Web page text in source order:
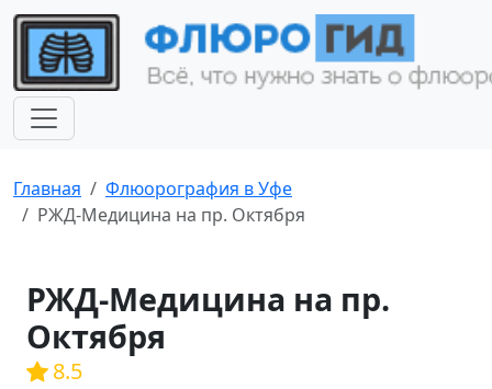
Главная
Флюорография в Уфе
РЖД-Медицина на пр. Октября
РЖД-Медицина на пр.
Октября
8.5